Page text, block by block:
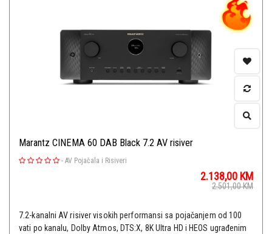
Marantz CINEMA 60 DAB Black 7.2 AV risiver
- AV Pojačala i Risiveri
2.138,00 KM
2.501,00KM
7.2-kanalni AV risiver visokih performansi sa pojačanjem od 100
vati po kanalu, Dolby Atmos, DTS:X, 8K Ultra HD i HEOS ugrađenim